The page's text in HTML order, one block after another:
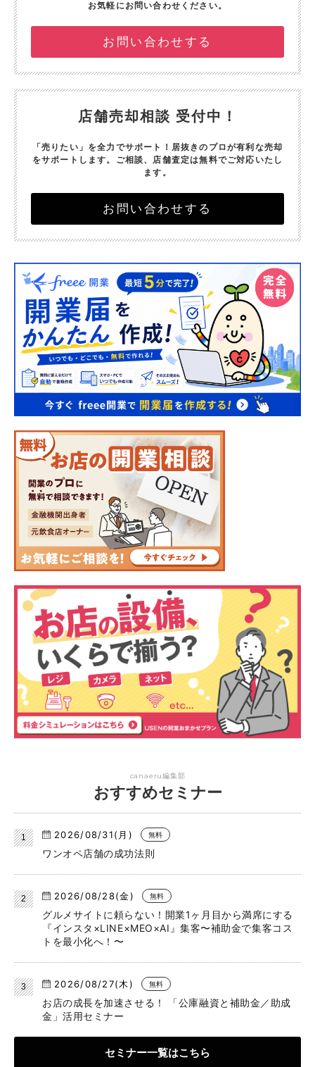
お気軽にお問い合わせください。
お問い合わせする
店舗売却相談 受付中！
「売りたい」を全力でサポート！ 居抜きのプロが有利な売却
をサポートします。 ご相談、店舗査定は無料でご対応いたし
ます。
お問い合わせする
canaeru編集部
おすすめセミナー
2026/08/31(月) 無料
ワンオペ店舗の成功法則
2026/08/28(金) 無料
グルメサイトに頼らない！開業1ヶ月目から満席にする
『インスタ×LINE×MEO×AI』集客〜補助金で集客コス
トを最小化へ！〜
2026/08/27(木) 無料
お店の成長を加速させる！ 「公庫融資と補助金／助成
金」活用セミナー
セミナー一覧はこちら